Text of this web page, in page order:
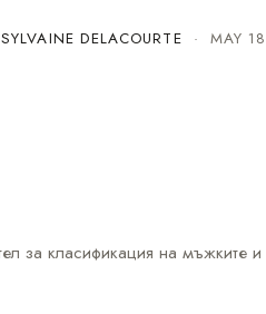
SYLVAINE DELACOURTE · MAY
за класификация на